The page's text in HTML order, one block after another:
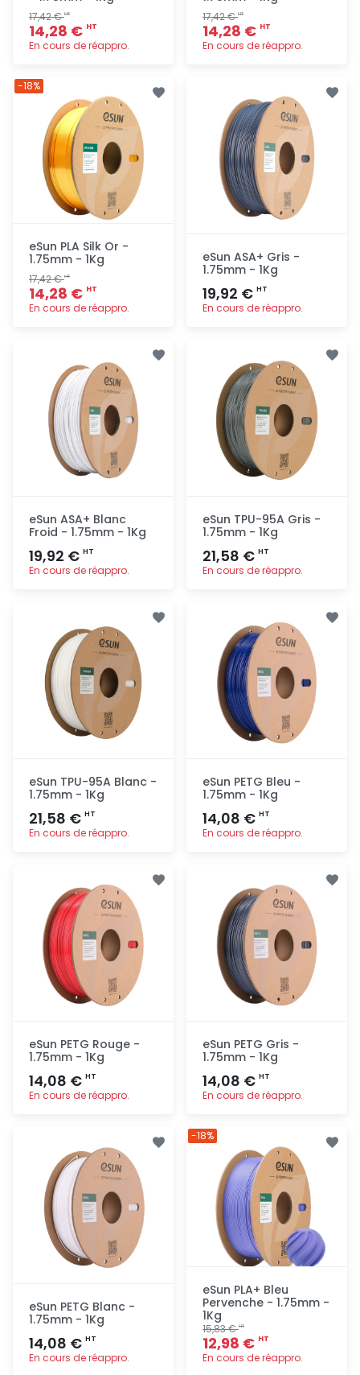
17,42 €HT
14,28 € HT
En cours de réappro.
rapide
17,42 €HT
14,28 € HT
En cours de réappro.
rapide
eSun PLA Silk Or -
1.75mm - 1Kg
17,42 €HT
14,28 € HT
En cours de réappro.
rapide
-18%
eSun ASA+ Gris -
1.75mm - 1Kg
19,92 € HT
En cours de réappro.
rapide
eSun ASA+ Blanc
Froid - 1.75mm - 1Kg
19,92 € HT
En cours de réappro.
eSun TPU-95A Gris -
1.75mm - 1Kg
21,58 € HT
En cours de réappro.
rapide
eSun TPU-95A Blanc -
1.75mm - 1Kg
21,58 € HT
En cours de réappro.
rapide
eSun PETG Bleu -
1.75mm - 1Kg
14,08 € HT
En cours de réappro.
rapide
eSun PETG Rouge -
1.75mm - 1Kg
14,08 € HT
En cours de réappro.
rapide
eSun PETG Gris -
1.75mm - 1Kg
14,08 € HT
En cours de réappro.
rapide
eSun PETG Blanc -
1.75mm - 1Kg
14,08 € HT
En cours de réappro.
eSun PLA+ Bleu
Pervenche - 1.75mm -
1Kg
15,83 €HT
12,98 € HT
En cours de réappro.
-18%